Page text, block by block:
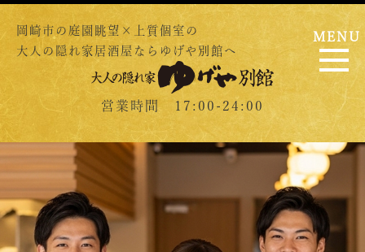
岡崎市の庭園眺望×上質個室の
大人の隠れ家居酒屋ならゆげや別館へ
営業時間 17:00-24:00
MENU